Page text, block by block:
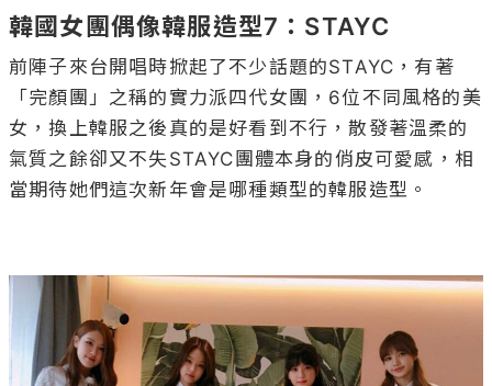
韓國女團偶像韓服造型7：STAYC
前陣子來台開唱時掀起了不少話題的STAYC，有著
「完顏團」之稱的實力派四代女團，6位不同風格的美
女，換上韓服之後真的是好看到不行，散發著溫柔的
氣質之餘卻又不失STAYC團體本身的俏皮可愛感，相
當期待她們這次新年會是哪種類型的韓服造型。